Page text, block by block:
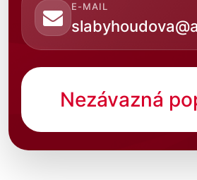
E-MAIL
Nezávazná